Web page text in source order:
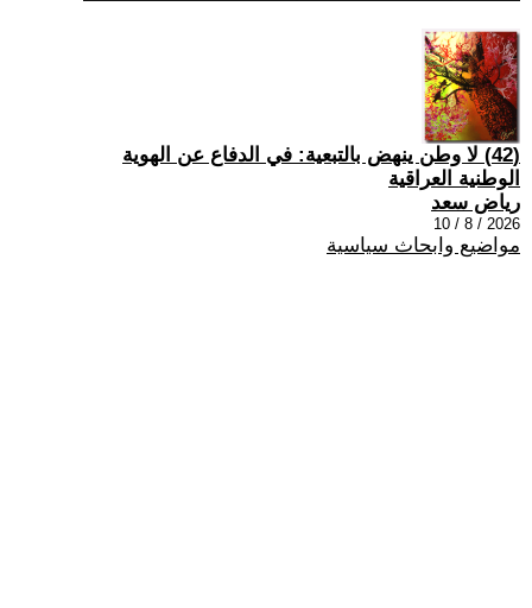
(42) لا وطن ينهض بالتبعية: في الدفاع عن الهوية
الوطنية العراقية
رياض سعد
2026 / 8 / 10
مواضيع وابحاث سياسية